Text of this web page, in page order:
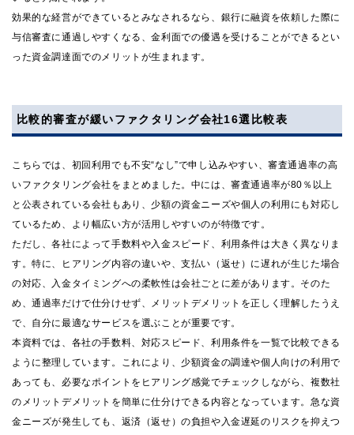
効果的な経営ができているとみなされるなら、銀行に融資を依頼した際に
与信審査に通過しやすくなる、金利面での優遇を受けることができるとい
った資金調達面でのメリットが生まれます。
比較的審査が緩いファクタリング会社16選比較表
こちらでは、初回利用でも不安“なし”で申し込みやすい、審査通過率の高
いファクタリング会社をまとめました。中には、審査通過率が80％以上
と公表されている会社もあり、少額の資金ニーズや個人の利用にも対応し
ているため、より幅広い方が活用しやすいのが特徴です。
ただし、各社によって手数料や入金スピード、利用条件は大きく異なりま
す。特に、ヒアリング内容の違いや、支払い（返せ）に遅れが生じた場合
の対応、入金タイミングへの柔軟性は会社ごとに差があります。そのた
め、通過率だけで仕分けせず、メリットデメリットを正しく理解したうえ
で、自分に最適なサービスを選ぶことが重要です。
本資料では、各社の手数料、対応スピード、利用条件を一覧で比較できる
ように整理しています。これにより、少額資金の調達や個人向けの利用で
あっても、必要なポイントをヒアリング感覚でチェックしながら、複数社
のメリットデメリットを簡単に仕分けできる内容となっています。急な資
金ニーズが発生しても、返済（返せ）の負担や入金遅延のリスクを抑えつ